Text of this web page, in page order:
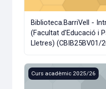
Biblioteca.BarriVell -
(Facultat d'Educació i
Lletres) (CBIB25BV01/
Biblioteca-Facultat
Curs acadèmic 2025/26